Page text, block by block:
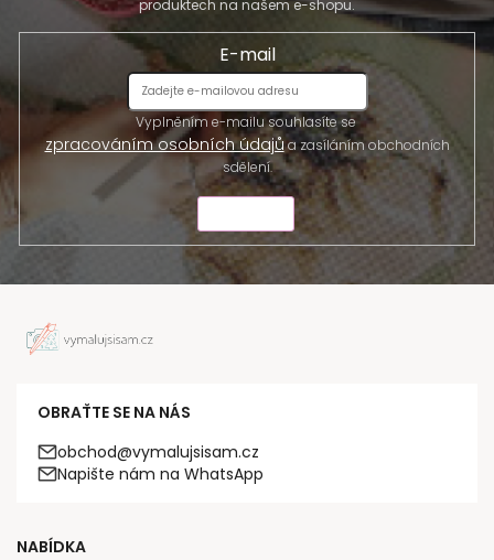
produktech na našem e-shopu.
E-mail
Vyplněním e-mailu souhlasíte se
zpracováním osobních údajůa zasíláním obchodních
sdělení.
OBRAŤTE SE NA NÁS
obchod@vymalujsisam.cz
Napište nám na WhatsApp
NABÍDKA